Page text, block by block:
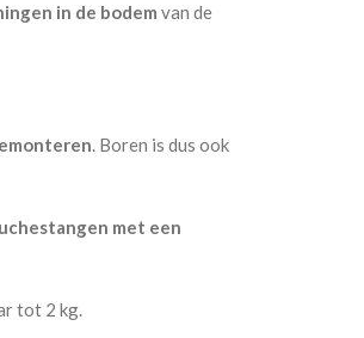
in de bodem van de
. Boren is dus ook
met een
tot 2 kg.